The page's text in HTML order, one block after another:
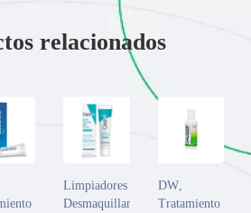
relacionados
Limpiadores y
Desmaquillantes
DW,
Tratamiento